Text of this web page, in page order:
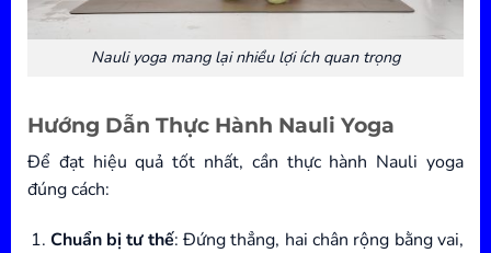
Nauli yoga mang lại nhiều lợi ích quan trọng
Hướng Dẫn Thực Hành Nauli Yoga
Để đạt hiệu quả tốt nhất, cần thực hành Nauli yoga
đúng cách:
Chuẩn bị tư thế: Đứng thẳng, hai chân rộng bằng vai,